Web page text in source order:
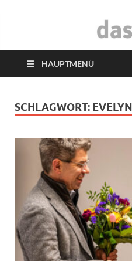
das
HAUPTMENÜ
SCHLAGWORT: